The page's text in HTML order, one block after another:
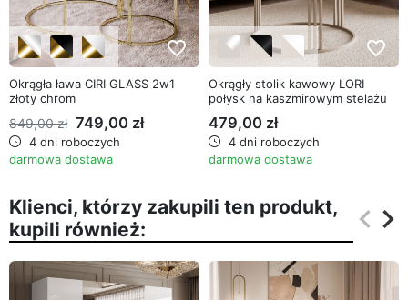
favorite_border
Okrągła ława CIRI GLASS 2w1
złoty chrom
849,00 zł 749,00 zł
4 dni roboczych
darmowa dostawa
favorite_border
Okrągły stolik kawowy LORI
połysk na kaszmirowym stelażu
479,00 zł
4 dni roboczych
darmowa dostawa
Klienci, którzy zakupili ten produkt,
kupili również:
keyboard_arrow_left
keyboard_arrow_right